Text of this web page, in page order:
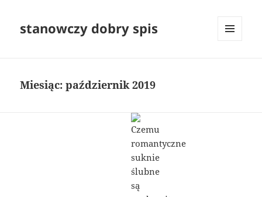
stanowczy dobry spis
Miesiąc:październik 2019